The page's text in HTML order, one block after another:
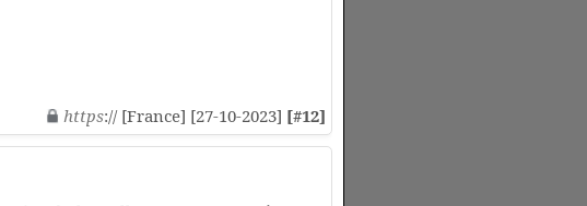
https:// [France] [27-10-2023] [#12]